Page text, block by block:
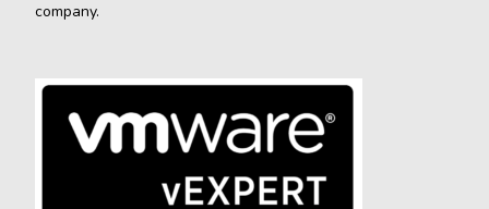
company.